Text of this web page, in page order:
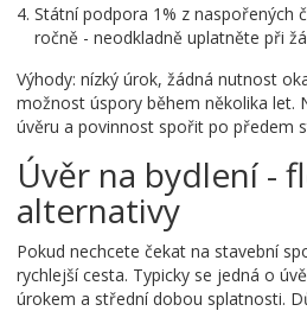
Státní podpora 1% z naspořených
ročně - neodkladně uplatněte při
Výhody: nízký úrok, žádná nutnost
možnost úspory během několika let.
úvěru a povinnost spořit po předem
Úvěr na bydlení -
alternativy
Pokud nechcete čekat na stavební
rychlejší cesta. Typicky se jedná o
úrokem a střední dobou splatnosti.